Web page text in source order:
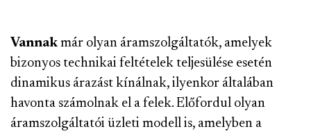
Vannak már olyan áramszolgáltatók, amelyek
bizonyos technikai feltételek teljesülése esetén
dinamikus árazást kínálnak, ilyenkor általában
havonta számolnak el a felek. Előfordul olyan
áramszolgáltatói üzleti modell is, amelyben a